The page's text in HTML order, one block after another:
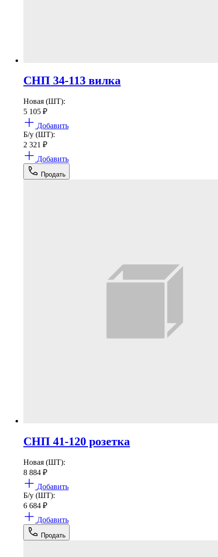
СНП 34-113 вилка
Новая (ШТ):
5 105 ₽
Добавить
Б/у (ШТ):
2 321 ₽
Добавить
Продать
СНП 41-120 розетка
Новая (ШТ):
8 884 ₽
Добавить
Б/у (ШТ):
6 684 ₽
Добавить
Продать